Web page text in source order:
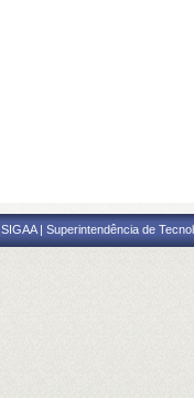
SIGAA | Superintendência de